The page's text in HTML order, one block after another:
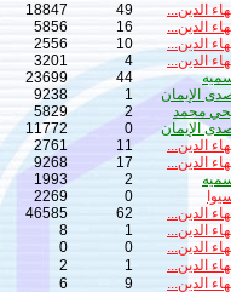
الدابة
حوارات دينية
الشورى والحوار...
كتب
الدابة
الوعي الصحي...
حاسوب وبرمجيات
الثقافة الرياضية
حوارات دينية
الدابة
الفقه الإسلامي
الحوارات العامة
الاقتصاد والتجارة
مسودة إدارية
مسودة إدارية
مسودة إدارية
مسودة إدارية